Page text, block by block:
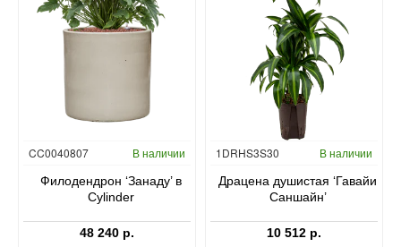
CC0040807 В наличии
Филодендрон ‘Занаду’ в
Cylinder
48 240 р.
Гидропоника
1DRHS3S30 В наличии
Драцена душистая ‘Гавайи
Саншайн’
10 512 р.